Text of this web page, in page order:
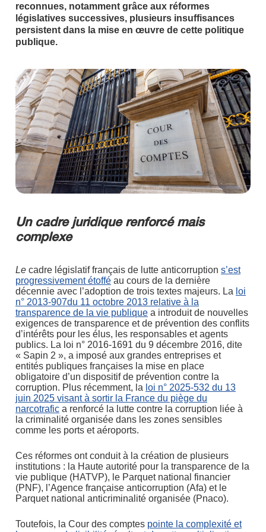
reconnues, notamment grâce aux réformes
législatives successives, plusieurs insuffisances
persistent dans la mise en œuvre de cette politique
publique.
Un cadre juridique renforcé mais
complexe
Le cadre législatif français de lutte anticorruption s’est
progressivement étoffé au cours de la dernière
décennie avec l’adoption de trois textes majeurs. La loi
n° 2013-907du 11 octobre 2013 relative à la
transparence de la vie publique a introduit de nouvelles
exigences de transparence et de prévention des conflits
d’intérêts pour les élus, les responsables et agents
publics. La loi n° 2016-1691 du 9 décembre 2016, dite
« Sapin 2 », a imposé aux grandes entreprises et
entités publiques françaises la mise en place
obligatoire d’un dispositif de prévention contre la
corruption. Plus récemment, la loi n° 2025-532 du 13
juin 2025 visant à sortir la France du piège du
narcotrafic a renforcé la lutte contre la corruption liée à
la criminalité organisée dans les zones sensibles
comme les ports et aéroports.
Ces réformes ont conduit à la création de plusieurs
institutions : la Haute autorité pour la transparence de la
vie publique (HATVP), le Parquet national financier
(PNF), l’Agence française anticorruption (Afa) et le
Parquet national anticriminalité organisée (Pnaco).
Toutefois, la Cour des comptes pointe la complexité et